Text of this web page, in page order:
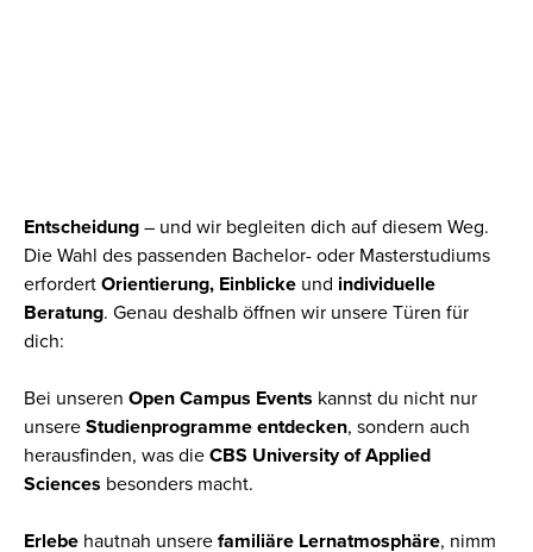
Entscheidung – und wir begleiten dich auf diesem Weg.
Die Wahl des passenden Bachelor- oder Masterstudiums
erfordert Orientierung, Einblicke und individuelle
Beratung. Genau deshalb öffnen wir unsere Türen für
dich:
Bei unseren Open Campus Events kannst du nicht nur
unsere Studienprogramme entdecken, sondern auch
herausfinden, was die CBS University of Applied
Sciences besonders macht.
Erlebe hautnah unsere familiäre Lernatmosphäre, nimm